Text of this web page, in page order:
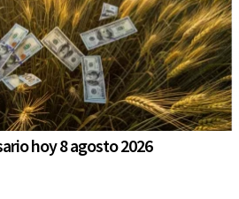
hoy 8 agosto 2026